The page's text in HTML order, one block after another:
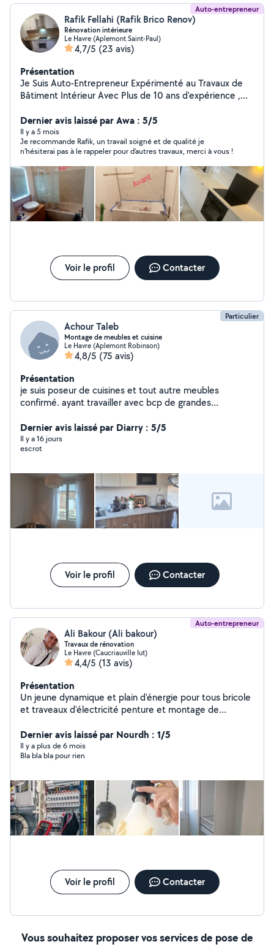
Auto-entrepreneur
Rafik Fellahi (Rafik Brico Renov)
Rénovation intérieure
Le Havre (Aplemont Saint-Paul)
4,7/5 (23 avis)
Présentation
Je Suis Auto-Entrepreneur Expérimenté au Travaux de
Bâtiment Intérieur Avec Plus de 10 ans d'expérience ,
Suivantes : *Montage et Pose de Cuisine Équipé *Placo
plâtre / Bandes et Enduits /Electricite *Peintures /Papier
Peint / Toile de Verre . *Pose de Lino/ Parquet
/Carrelage et Faïence A votre service, N'hésitez pas a
me laisser un Message et je vous Recontacterez dans
les Brefs délais , Visitez ma Galerie Photos pour Avoir
Une Idée sur Mes Récentes Réalisations.
Dernier avis laissé par Awa : 5/5
Il y a 5 mois
Je recommande Rafik, un travail soigné et de qualité je
n’hésiterai pas à le rappeler pour d’autres travaux, merci à vous !
Voir le profil Contacter
Particulier
Achour Taleb
Montage de meubles et cuisine
Le Havre (Aplemont Robinson)
4,8/5 (75 avis)
Présentation
je suis poseur de cuisines et tout autre meubles
confirmé. ayant travailler avec bcp de grandes
tout les travaux annexes ( peinture , placo, plomberie et
électricité...)
Dernier avis laissé par Diarry : 5/5
Il y a 16 jours
escrot
Voir le profil Contacter
Auto-entrepreneur
Ali Bakour (Ali bakour)
Travaux de rénovation
Le Havre (Caucriauville Iut)
4,4/5 (13 avis)
Présentation
Un jeune dynamique et plain d'énergie pour tous bricole
et traveaux d'électricité penture et montage de
Dernier avis laissé par Nourdh : 1/5
Il y a plus de 6 mois
Bla bla bla pour rien
Voir le profil Contacter
Vous souhaitez proposer vos services de pose de